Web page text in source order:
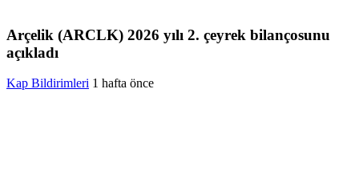
Arçelik (ARCLK) 2026 yılı 2. çeyrek bilançosunu
açıkladı
Kap Bildirimleri 1 hafta önce